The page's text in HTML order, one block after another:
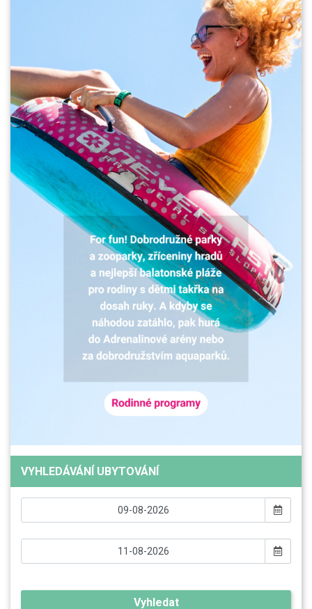
VYHLEDÁVÁNÍ UBYTOVÁNÍ
Vyhledat